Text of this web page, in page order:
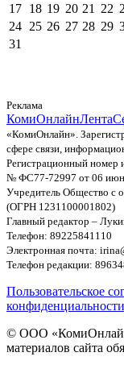
17 18 19 20 21 22
24 25 26 27 28 29
31
Реклама
КомиОнлайнЛента
«КомиОнлайн».
сфере связи,
Регистрационный номер
№ ФС77-72997 от 06
Учредитель Общество с
(ОГРН 1231100001802)
Главный редактор –
Телефон: 89225841110
Электронная почта:
Телефон редакции:
Пользовательское
конфиденциальности
© ООО
материалов сайта